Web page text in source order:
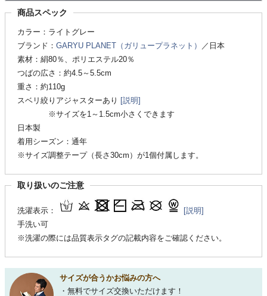
商品スペック
カラー：ライトグレー
ブランド： GARYU PLANET（ガリュープラネット）
／日本
素材：絹80％、ポリエステル20％
つばの広さ：約4.5～5.5cm
重さ：約110g
スベリ絞りアジャスターあり [説明]
※サイズを1～1.5cm小さくできます
日本製
着用シーズン：通年
※サイズ調整テープ（長さ30cm）が1個付属します。
取り扱いのご注意
洗濯表示：
[説明]
手洗い可
※洗濯の際には品質表示タグの記載内容をご確認ください。
サイズが合うかお悩みの方へ
・無料でサイズ交換いただけます！